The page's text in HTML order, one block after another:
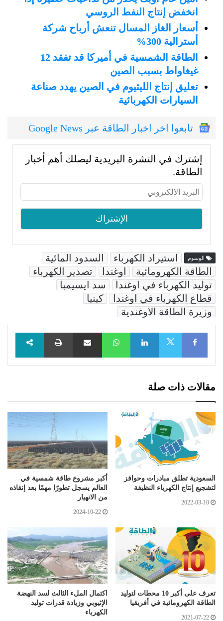
انخفض إنتاج النفط الروسي
أسعار الغاز المسال تنعش أرباح شركة
أسترالية 300%
الطاقة الشمسية في أميركا قد تفقد 12
غيغاواط بسبب الصين
تعليق إنتاج الليثيوم في الصين يهدد صناعة
السيارات الكهربائية
تابعوا اخر اخبار الطاقة عبر Google News
إشترك في النشرة البريدية ليصلك أهم أخبار
الطاقة.
الوسوم استيراد الكهرباء
السدود المائية
الطاقة الكهرومائية
اوغندا
تصدير الكهرباء
توليد الكهرباء في اوغندا
سد ايسيمبا
قطاع الكهرباء في اوغندا
كينيا
وزيرة الطاقة الاوغندية
Facebook
LinkedIn
WhatsAppمشاركة عبر البريد طباعة
مقالات ذات صلة
السعودية تطلق مبادرات وحوافز
لتشجيع إنتاج الكهرباء النظيفة
2022-03-10
أكبر مشروع طاقة شمسية في
العالم يسجل تطورًا مهمًا بعد إنقاذه
من الانهيار
2024-10-22
تعرف على أكبر 10 محطات لتوليد
الطاقة الكهرومائية في أفريقيا
2021-07-22
اكتمال الملء الثالث لسد النهضة
الإثيوبي وزيادة قدرات توليد
الكهرباء